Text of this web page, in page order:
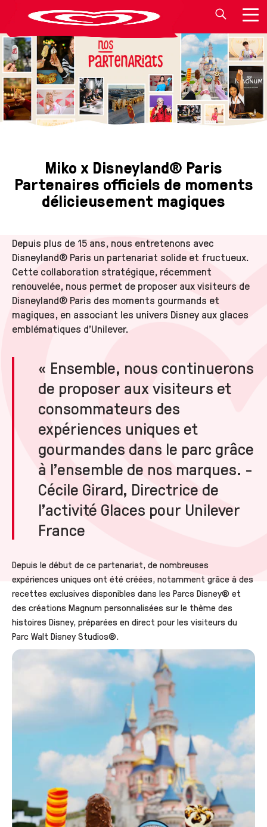
MIKO FRMiko x Disneyland® Paris
Partenaires officiels de moments
délicieusement magiques
Depuis plus de 15 ans, nous entretenons avec
Disneyland® Paris un partenariat solide et fructueux.
Cette collaboration stratégique, récemment
renouvelée, nous permet de proposer aux visiteurs de
Disneyland® Paris des moments gourmands et
magiques, en associant les univers Disney aux glaces
emblématiques d'Unilever.
« Ensemble, nous continuerons
de proposer aux visiteurs et
consommateurs des
expériences uniques et
gourmandes dans le parc grâce
à l’ensemble de nos marques. -
Cécile Girard, Directrice de
l’activité Glaces pour Unilever
France
Depuis le début de ce partenariat, de nombreuses
expériences uniques ont été créées, notamment grâce à des
recettes exclusives disponibles dans les Parcs Disney® et
des créations Magnum personnalisées sur le thème des
histoires Disney, préparées en direct pour les visiteurs du
Parc Walt Disney Studios®.